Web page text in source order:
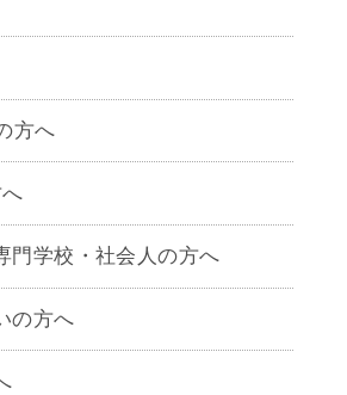
方へ
門学校・社会人の方へ
の方へ